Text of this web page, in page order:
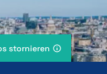
stornieren